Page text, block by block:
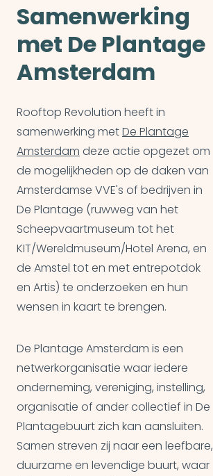
Samenwerking
met De Plantage
Amsterdam
Rooftop Revolution heeft in
samenwerking metDe Plantage
Amsterdam deze actie opgezet om
de mogelijkheden op de daken van
Amsterdamse VVE's of bedrijven in
De Plantage (ruwweg van het
Scheepvaartmuseum tot het
KIT/Wereldmuseum/Hotel Arena, en
de Amstel tot en met entrepotdok
en Artis) te onderzoeken en hun
wensen in kaart te brengen.
De Plantage Amsterdam is een
netwerkorganisatie waar iedere
onderneming, vereniging, instelling,
organisatie of ander collectief in De
Plantagebuurt zich kan aansluiten.
Samen streven zij naar een leefbare,
duurzame en levendige buurt, waar